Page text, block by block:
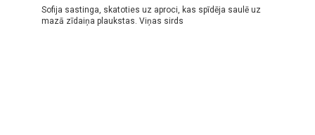
Sofija sastinga, skatoties uz aproci, kas spīdēja saulē uz
mazā zīdaiņa plaukstas. Viņas sirds